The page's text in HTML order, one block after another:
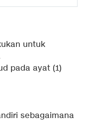
untuk
pada ayat (1)
sebagaimana